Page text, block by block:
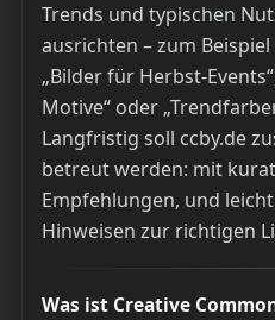
Trends und typischen
ausrichten – zum
„Bilder für Herbst-
Motive“ oder
Langfristig soll ccby.de
betreut werden: mit
Empfehlungen, und
Hinweisen zur richtigen
Was ist Creative